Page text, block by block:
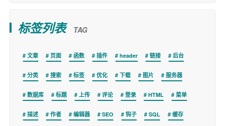
标签列表 TAG
文章 页面 函数 插件 header 链接 后台
分类 搜索 标签 优化 下载 图片 服务器
数据库 标题 上传 评论 登录 HTML 菜单
描述 作者 编辑器 SEO 钩子 SQL 缓存